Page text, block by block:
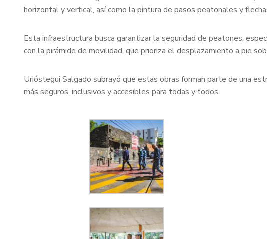
horizontal y vertical, así como la pintura de pasos peatonales y
Esta infraestructura busca garantizar la seguridad de peatones,
con la pirámide de movilidad, que prioriza el desplazamiento a pie
Urióstegui Salgado subrayó que estas obras forman parte de una
más seguros, inclusivos y accesibles para todas y todos.